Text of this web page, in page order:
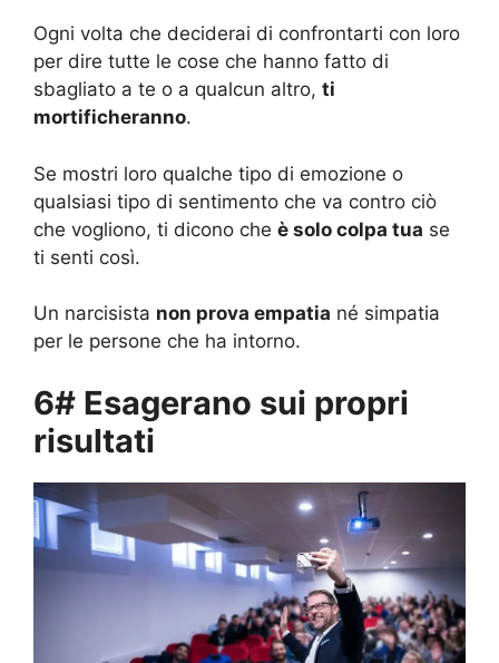
Ogni volta che deciderai di confrontarti con loro
per dire tutte le cose che hanno fatto di
sbagliato a te o a qualcun altro, ti
mortificheranno.
Se mostri loro qualche tipo di emozione o
qualsiasi tipo di sentimento che va contro ciò
che vogliono, ti dicono che è solo colpa tua se
ti senti così.
Un narcisista non prova empatia né simpatia
per le persone che ha intorno.
6# Esagerano sui propri
risultati